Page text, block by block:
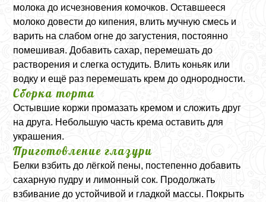
молока до исчезновения комочков. Оставшееся
молоко довести до кипения, влить мучную смесь и
варить на слабом огне до загустения, постоянно
помешивая. Добавить сахар, перемешать до
растворения и слегка остудить. Влить коньяк или
водку и ещё раз перемешать крем до однородности.
Сборка торта
Остывшие коржи промазать кремом и сложить друг
на друга. Небольшую часть крема оставить для
украшения.
Приготовление глазури
Белки взбить до лёгкой пены, постепенно добавить
сахарную пудру и лимонный сок. Продолжать
взбивание до устойчивой и гладкой массы. Покрыть